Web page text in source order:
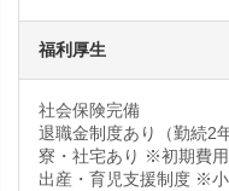
福利厚生
社会保険完備
退職金制度あり（勤続2
寮・社宅あり ※初期費
出産・育児支援制度 ※